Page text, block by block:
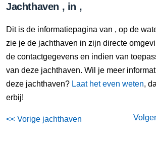
Jachthaven , in ,
Dit is de informatiepagina van , op de
zie je de jachthaven in zijn directe
de contactgegevens en indien van
van deze jachthaven. Wil je meer
deze jachthaven? Laat het even weten,
erbij!
<< Vorige jachthaven